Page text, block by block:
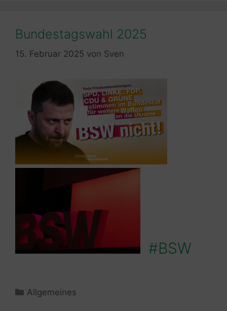
Bundestagswahl 2025
15. Februar 2025 von Sven
#BSW
Kategorien
Allgemeines